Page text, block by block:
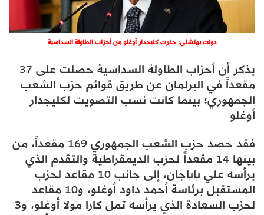
دولت بهتشلي: حذرت كليجدار أوغلو من أحزاب الطاولة السداسية
يذكر أن أحزاب الطاولة السداسية حصلت على 37
مقعداً في البرلمان عن طريق قوائم حزب الشعب
الجمهوري؛ بينما كانت نسب التصويت لكليجدار
أوغلو
فقد حصد حزب الشعب الجمهوري 169 مقعداً، من
بينها 14 مقعداً لحزب الديمقراطية والتقدم الذي
يرأسه علي باباجان، إلى جانب 10 مقاعد لحزب
المستقبل برئاسة أحمد داود أوغلو، و10 مقاعد
لحزب السعادة الذي يرأسه تمل كارا مولا أوغلو، و3